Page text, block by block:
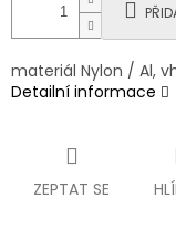
materiál Nylon / Al,
Detailní informace
ZEPTAT SE